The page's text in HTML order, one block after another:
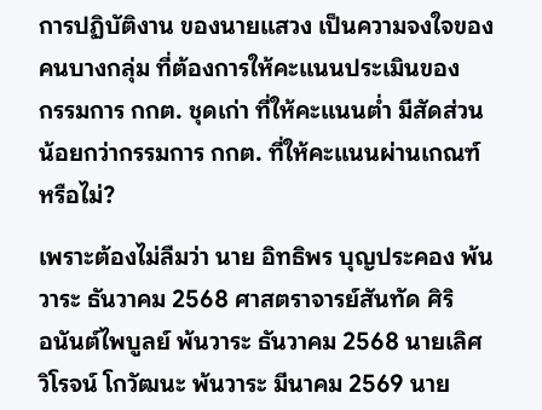
การปฏิบัติงาน ของนายแสวง เป็นความจงใจของ
คนบางกลุ่ม ที่ต้องการให้คะแนนประเมินของ
กรรมการ กกต. ชุดเก่า ที่ให้คะแนนต่ำ มีสัดส่วน
น้อยกว่ากรรมการ กกต. ที่ให้คะแนนผ่านเกณฑ์
หรือไม่?
เพราะต้องไม่ลืมว่า นาย อิทธิพร บุญประคอง พ้น
วาระ ธันวาคม 2568 ศาสตราจารย์สันทัด ศิริ
อนันต์ไพบูลย์ พ้นวาระ ธันวาคม 2568 นายเลิศ
วิโรจน์ โกวัฒนะ พ้นวาระ มีนาคม 2569 นาย